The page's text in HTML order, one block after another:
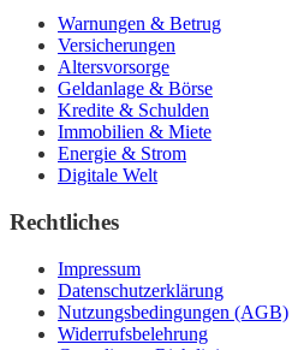
Warnungen & Betrug
Versicherungen
Altersvorsorge
Geldanlage & Börse
Kredite & Schulden
Immobilien & Miete
Energie & Strom
Digitale Welt
Rechtliches
Impressum
Datenschutzerklärung
Nutzungsbedingungen (AGB)
Widerrufsbelehrung